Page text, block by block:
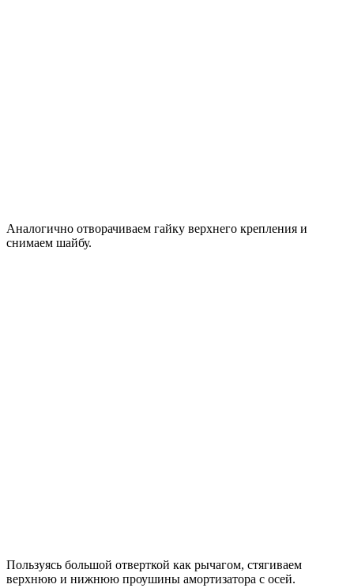
Аналогично отворачиваем гайку верхнего крепления и
снимаем шайбу.
Пользуясь большой отверткой как рычагом, стягиваем
верхнюю и нижнюю проушины амортизатора с осей.